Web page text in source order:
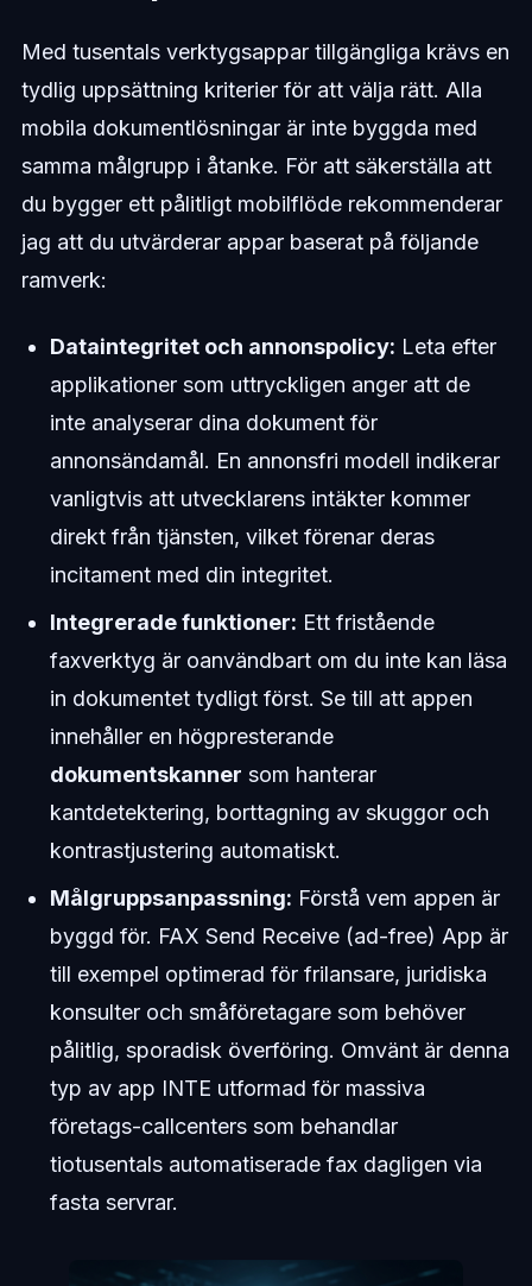
Med tusentals verktygsappar tillgängliga krävs en
tydlig uppsättning kriterier för att välja rätt. Alla
mobila dokumentlösningar är inte byggda med
samma målgrupp i åtanke. För att säkerställa att
du bygger ett pålitligt mobilflöde rekommenderar
jag att du utvärderar appar baserat på följande
ramverk:
Dataintegritet och annonspolicy: Leta efter
applikationer som uttryckligen anger att de
inte analyserar dina dokument för
annonsändamål. En annonsfri modell indikerar
vanligtvis att utvecklarens intäkter kommer
direkt från tjänsten, vilket förenar deras
incitament med din integritet.
Integrerade funktioner: Ett fristående
faxverktyg är oanvändbart om du inte kan läsa
in dokumentet tydligt först. Se till att appen
innehåller en högpresterande
dokumentskanner som hanterar
kantdetektering, borttagning av skuggor och
kontrastjustering automatiskt.
Målgruppsanpassning: Förstå vem appen är
byggd för. FAX Send Receive (ad-free) App är
till exempel optimerad för frilansare, juridiska
konsulter och småföretagare som behöver
pålitlig, sporadisk överföring. Omvänt är denna
typ av app INTE utformad för massiva
företags-callcenters som behandlar
tiotusentals automatiserade fax dagligen via
fasta servrar.